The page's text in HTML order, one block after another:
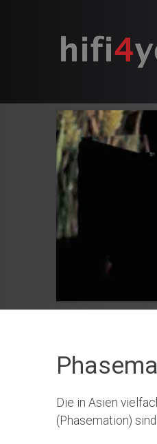
Die in Asien
(Phasemation)